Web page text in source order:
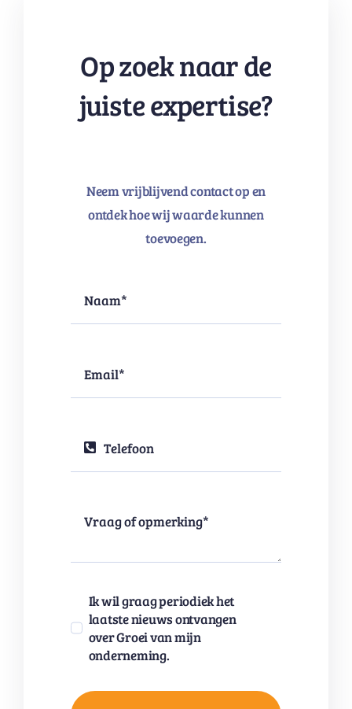
Op zoek naar de
juiste expertise?
Neem vrijblijvend contact op en
ontdek hoe wij waarde kunnen
toevoegen.
Ik wil graag periodiek het
laatste nieuws ontvangen
over Groei van mijn
onderneming.